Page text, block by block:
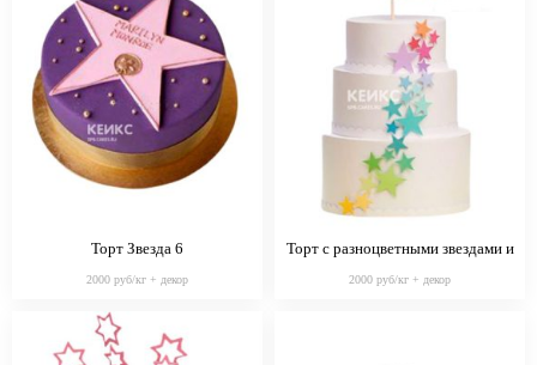
Торт Звезда 6
2000 руб/кг + декор
Торт с разноцветными звездами и
2000 руб/кг + декор